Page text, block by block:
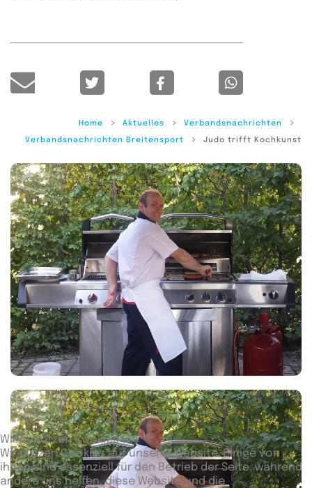
Home Aktuelles
Verbandsnachrichten
Verbandsnachrichten Breitensport
Judo trifft Kochkunst
Wir benutzen Cookies
Wir nutzen Cookies auf unserer Website. Einige von
ihnen sind essenziell für den Betrieb der Seite, während
andere uns helfen, diese Website und die